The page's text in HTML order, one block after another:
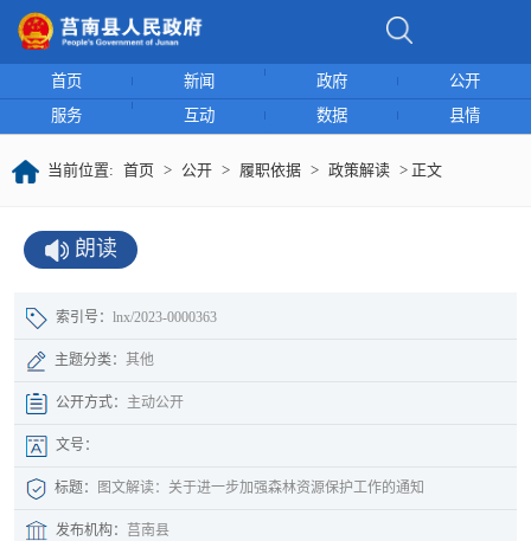
首页 新闻 政府
公开
服务
互动 数据 县情
当前位置: 首页 > 公开 > 履职依据 > 政策解读 > 正文
朗读
索引号： lnx/2023-0000363
主题分类： 其他
公开方式： 主动公开
文号：
标题： 图文解读：关于进一步加强森林资源保护工作的通知
发布机构： 莒南县